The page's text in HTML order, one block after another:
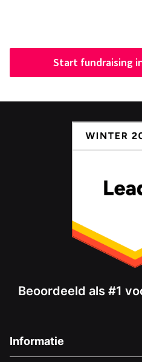
Start fundraising
Beoordeeld als #1
Informatie